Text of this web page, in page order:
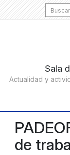
Search
for:
de